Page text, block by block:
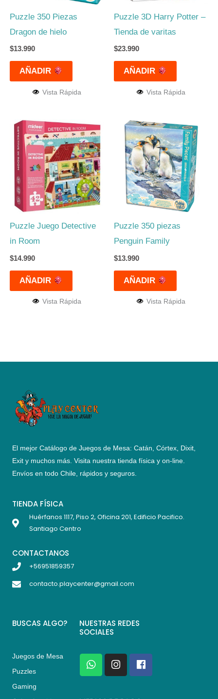
Puzzle 350 Piezas
Dragon de hielo
$13.990
AÑADIR
Vista Rápida
Puzzle 3D Harry Potter –
Tienda de varitas
$23.990
AÑADIR
Vista Rápida
Puzzle Juego Detective
in Room
$14.990
AÑADIR
Vista Rápida
Puzzle 350 piezas
Penguin Family
$13.990
AÑADIR
Vista Rápida
El mejor Catálogo de Juegos de Mesa: Catán, Córtex, Dixit,
Exit y muchos más. Visita nuestra tienda física y on-line.
Envíos en todo Chile, rápidos y seguros
TIENDA FÍSICA
Huérfanos 1117, Piso 2, Oficina 201, Edificio Pacifico.
Santiago Centro
CONTACTANOS
+56951859357
contacto.playcenter@gmail.com
BUSCAS ALGO?
Juegos de Mesa
Puzzles
Gaming
NUESTRAS REDES
SOCIALES
W
h
a
I
n
s
F
a
c